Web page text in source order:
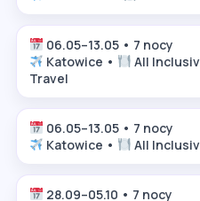
06.05–13.05 • 7 nocy
Katowice •
All
Travel
06.05–13.05 • 7 nocy
Katowice •
All
28.09–05.10 • 7 nocy